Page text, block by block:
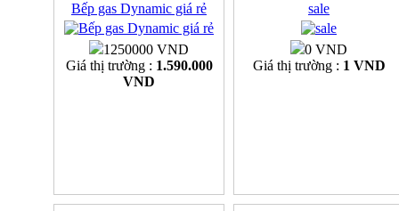
Bếp gas Dynamic giá rẻ
1250000 VND
Giá thị trường : 1.590.000
VND
sale
0 VND
Giá thị trường : 1 VND